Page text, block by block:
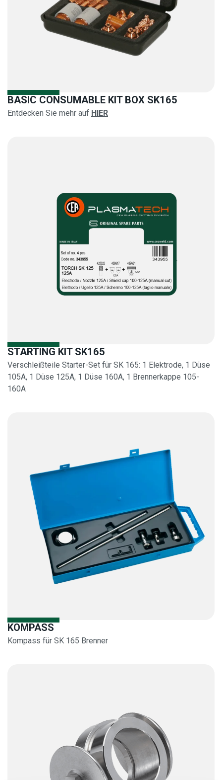
BASIC CONSUMABLE KIT BOX SK165
Entdecken Sie mehr auf HIER
STARTING KIT SK165
Verschleißteile Starter-Set für SK 165: 1 Elektrode, 1 Düse
105A, 1 Düse 125A, 1 Düse 160A, 1 Brennerkappe 105-
160A
KOMPASS
Kompass für SK 165 Brenner